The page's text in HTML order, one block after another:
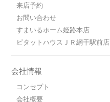
来店予約
お問い合わせ
すまいるホーム姫路本店
ピタットハウスＪＲ網干駅前店
会社情報
コンセプト
会社概要